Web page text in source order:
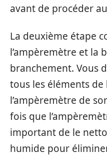
avant de procéder
La deuxième étape
l’ampèremètre et la
branchement. Vous
tous les éléments
l’ampèremètre de
fois que
important de le
humide pour